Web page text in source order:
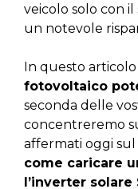
veicolo solo con
un notevole
In questo articolo
fotovoltaico
seconda delle
concentreremo
affermati oggi sul
come caricare
l’inverter solare